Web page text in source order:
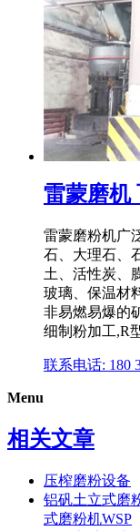
雷蒙磨机
雷蒙磨粉机广
石、大理石、
土、活性炭、
玻璃、保温材
非易燃易爆的
细制粉加工,R
联系电话: 180
Menu
相关文章
压榨磨粉设备
铝矾土立式磨
式磨粉机WSP